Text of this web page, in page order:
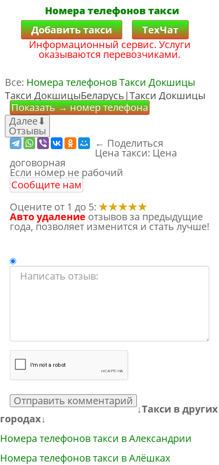
Номера телефонов такси
Добавить такси
ТехЧат
Информационный сервис. Услуги
оказываются перевозчиками.
Все: Номера телефонов Такси Докшицы
Такси ДокшицыБеларусь|Такси Докшицы
Показать → номер телефона
Далее⬇
Отзывы
← Поделиться
Цена такси: Цена
договорная
Если номер не рабочий
Сообщите нам
Оцените от 1 до 5:
Авто удаление отзывов за предыдущие
года, позволяет изменится и стать лучше!
Отправить комментарий
↓Такси в других
городах↓
Номера телефонов такси в Александрии
Номера телефонов такси в Алёшках